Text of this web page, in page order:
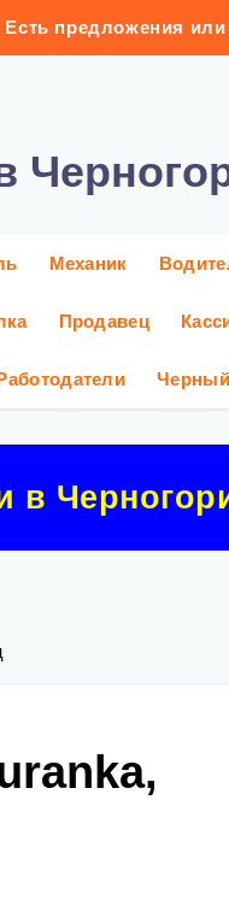
предложения или
в
Механик
Продавец
в